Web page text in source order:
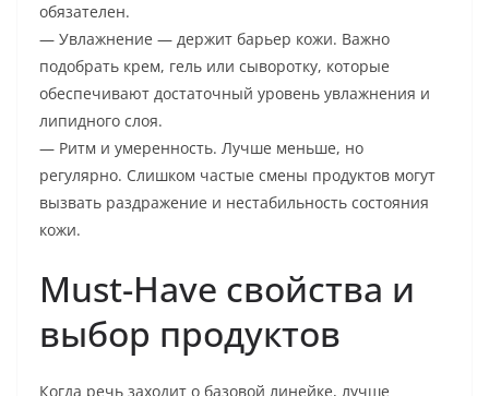
обязателен.
— Увлажнение — держит барьер кожи. Важно
подобрать крем, гель или сыворотку, которые
обеспечивают достаточный уровень увлажнения и
липидного слоя.
— Ритм и умеренность. Лучше меньше, но
регулярно. Слишком частые смены продуктов могут
вызвать раздражение и нестабильность состояния
кожи.
Must-Have свойства и
выбор продуктов
Когда речь заходит о базовой линейке, лучше